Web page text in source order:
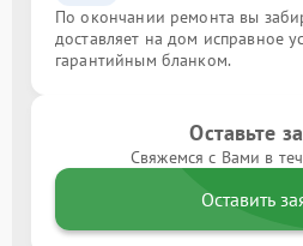
По окончании ремонта вы
доставляет на дом исправное
гарантийным бланком.
Оставьте
Свяжемся с Вами в
Оставить